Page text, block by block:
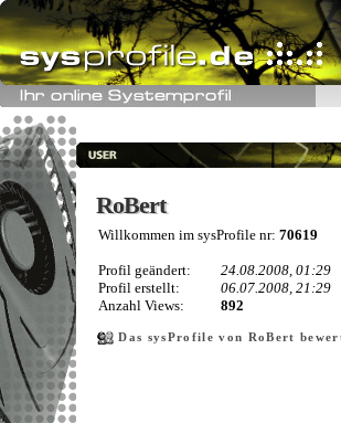
RoBert
RoBert
Willkommen im sysProfile nr: 70619
Profil geändert:
24.08.2008, 01:29
Profil erstellt:
06.07.2008, 21:29
Anzahl Views:
892
Das sysProfile von RoBert